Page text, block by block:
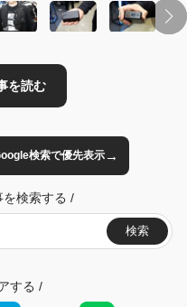
検索で優先表示→
検索する /
検索
する /